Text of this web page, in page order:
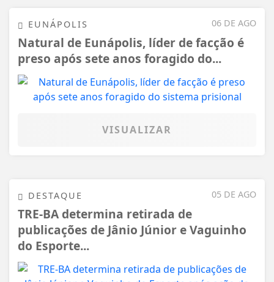
06 DE AGO
EUNÁPOLIS
Natural de Eunápolis, líder de facção é
preso após sete anos foragido do...
VISUALIZAR
05 DE AGO
DESTAQUE
TRE-BA determina retirada de
publicações de Jânio Júnior e Vaguinho
do Esporte...